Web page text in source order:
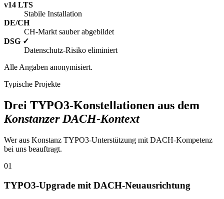
v14 LTS
Stabile Installation
DE/CH
CH-Markt sauber abgebildet
DSG ✓
Datenschutz-Risiko eliminiert
Alle Angaben anonymisiert.
Typische Projekte
Drei TYPO3-Konstellationen aus dem
Konstanzer DACH-Kontext
Wer aus Konstanz TYPO3-Unterstützung mit DACH-Kompetenz
bei uns beauftragt.
01
TYPO3-Upgrade mit DACH-Neuausrichtung